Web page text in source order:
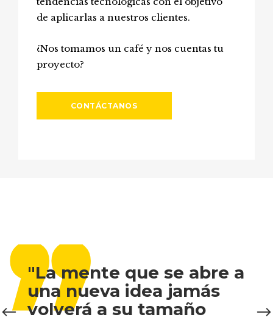
de aplicarlas a nuestros clientes.
¿Nos tomamos un café y nos cuentas tu
proyecto?
CONTÁCTANOS
,,
"La mente que se abre a
una nueva idea jamás
volverá a su tamaño